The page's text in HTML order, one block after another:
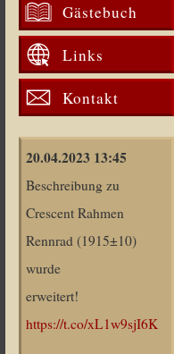
Gästebuch
Links
Kontakt
20.04.2023 13:45
Beschreibung zu
Crescent Rahmen
Rennrad (1915±10)
wurde
erweitert!
https://t.co/xL1w9sjI6K